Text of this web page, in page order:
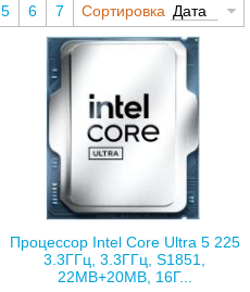
5 6 7 Сортировка Дата
Процессор Intel Core Ultra 5 225
3.3ГГц, 3.3ГГц, S1851,
22MB+20MB, 16Г...